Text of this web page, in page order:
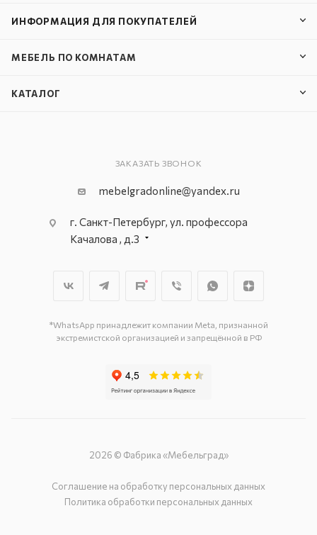
ИНФОРМАЦИЯ ДЛЯ ПОКУПАТЕЛЕЙ
МЕБЕЛЬ ПО КОМНАТАМ
КАТАЛОГ
ЗАКАЗАТЬ ЗВОНОК
mebelgradonline@yandex.ru
г. Санкт-Петербург, ул. профессора
Качалова , д.3
г. Санкт-Петербург, ул. Балканская, д.
г. Санкт-Петербург, ул. Мебельная, д.1,
этажи 1,2, секции 119, 119А
*WhatsApp принадлежит компании Meta, признанной
экстремистской организацией и запрещённой в РФ
2026 © Фабрика «Мебельград»
Соглашение на обработку персональных данных
Политика обработки персональных данных